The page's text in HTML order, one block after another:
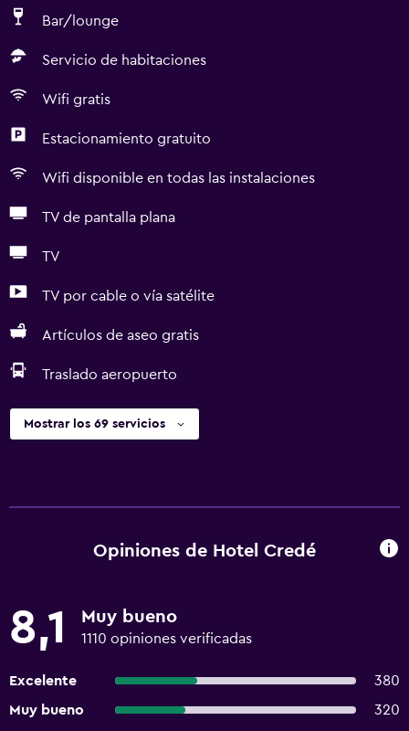
Bar/lounge
Servicio de habitaciones
Wifi gratis
Estacionamiento gratuito
Wifi disponible en todas las instalaciones
TV de pantalla plana
TV
TV por cable o vía satélite
Artículos de aseo gratis
Traslado aeropuerto
Mostrar los 69 servicios
Opiniones de Hotel Credé
8,1 Muy bueno
1110 opiniones verificadas
Excelente
380
Muy bueno
320